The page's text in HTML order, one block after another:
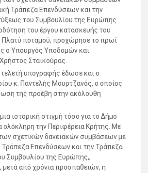
Τράπεζα Επενδύσεων και την
του Συμβουλίου της Ευρώπης
του έργου κατασκευής του
Πλατύ ποταμού, προχώρησε το πρωί
ο Υπουργός Υποδομών και
Σταϊκούρας.
υπογραφής έδωσε και ο
κ. Παντελής Μουρτζανός, ο οποίος
της προέβη στην ακόλουθη
ιστορική στιγμή τόσο για το Δήμο
ολόκληρη την Περιφέρεια Κρήτης. Με
σχετικών δανειακών συμβάσεων με
Επενδύσεων και την Τράπεζα
Συμβουλίου της Ευρώπης,,
μετά από χρόνια προσπαθειών, η